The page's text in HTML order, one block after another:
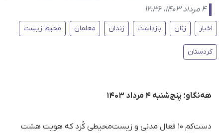
۴ مرداد ۱۴۰۳، ۱۲:۳۶
اخبار زنان بازداشت زندان معلمان محیط زیست
کردستان
هه‌نگاو؛ پنج‌شنبه ۴ مرداد ۱۴۰۳
دست‌کم ۱۰ فعال مدنی و زیست‌محیطی کُرد که هویت هشت